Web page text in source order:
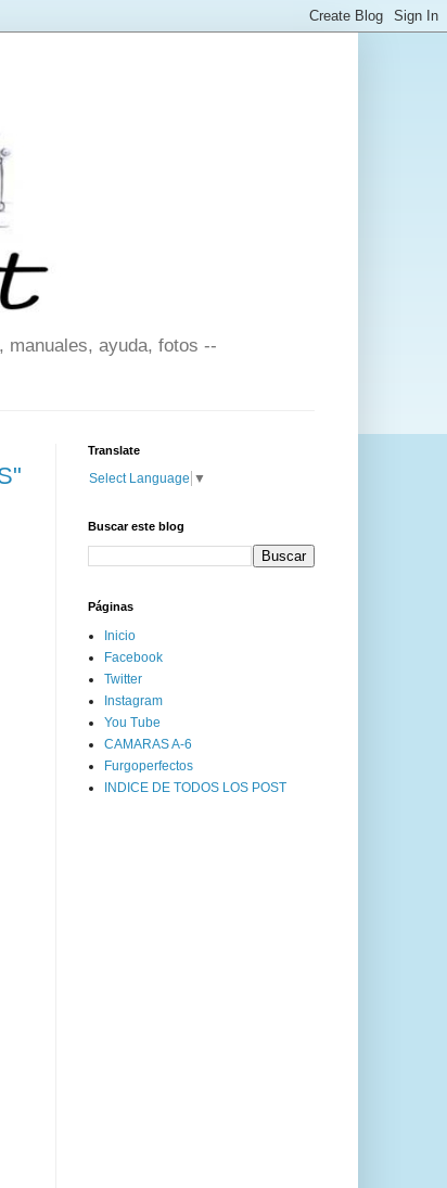
manuales, ayuda, fotos --
Translate
Select Language ▼
Buscar este blog
Páginas
Inicio
Facebook
Twitter
Instagram
You Tube
CAMARAS A-6
Furgoperfectos
INDICE DE TODOS LOS POST